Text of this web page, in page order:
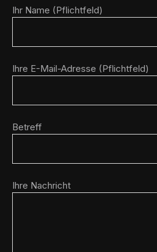
Ihr Name (Pflichtfeld)
Ihre E-Mail-Adresse (Pflichtfeld)
Betreff
Ihre Nachricht